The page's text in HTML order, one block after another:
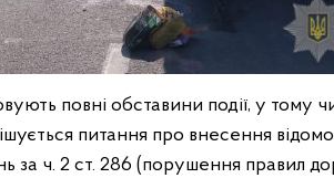
повні обставини події, у тому
питання про внесення
за ч. 2 ст. 286 (порушення правил